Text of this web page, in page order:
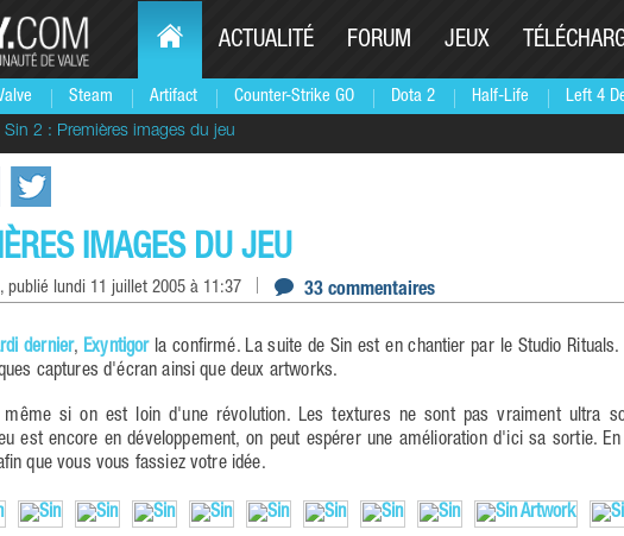
Steam Artifact Counter-Strike GO Dota 2 Half-Life Left 4
ACTUALITÉ FORUM JEUX
Sin 2 : Premières images du jeu
IMAGES DU JEU
, publié lundi 11 juillet 2005 à 11:37 33 commentaires
dernier, Exyntigorla confirmé. La suite de Sin est en chantier par le Studio Rituals.
captures d'écran ainsi que deux artworks.
même si on est loin d'une révolution. Les textures ne sont pas vraiment ultra
est encore en développement, on peut espérer une amélioration d'ici sa sortie.
que vous vous fassiez votre idée.